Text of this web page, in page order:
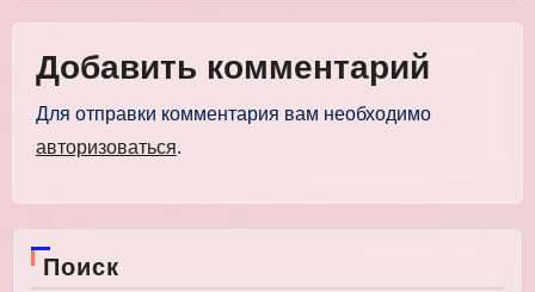
Добавить комментарий
Для отправки комментария вам необходимо
авторизоваться.
Поиск